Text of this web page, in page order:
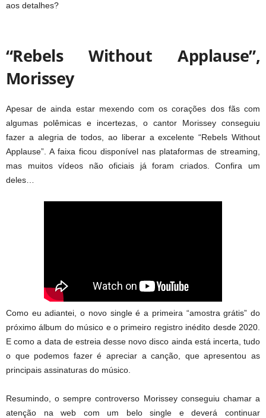
aos detalhes?
“Rebels Without Applause”,
Morissey
Apesar de ainda estar mexendo com os corações dos fãs com
algumas polêmicas e incertezas, o cantor Morissey conseguiu
fazer a alegria de todos, ao liberar a excelente “Rebels Without
Applause”. A faixa ficou disponível nas plataformas de streaming,
mas muitos vídeos não oficiais já foram criados. Confira um
deles…
Como eu adiantei, o novo single é a primeira “amostra grátis” do
próximo álbum do músico e o primeiro registro inédito desde 2020.
E como a data de estreia desse novo disco ainda está incerta, tudo
o que podemos fazer é apreciar a canção, que apresentou as
principais assinaturas do músico.
Resumindo, o sempre controverso Morissey conseguiu chamar a
atenção na web com um belo single e deverá continuar